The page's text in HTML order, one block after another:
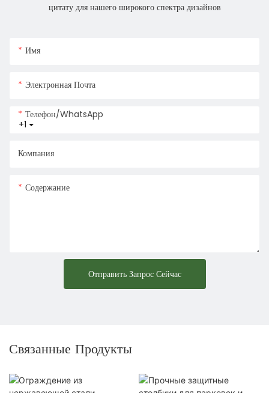
цитату для нашего широкого спектра дизайнов
Имя
Электронная Почта
+1
Телефон/WhatsApp
Компания
Содержание
Отправить Запрос Сейчас
Связанные Продукты